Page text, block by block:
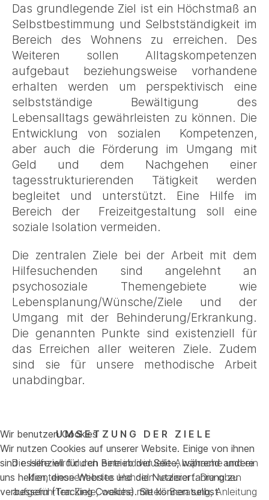
Das grundlegende Ziel ist ein Höchstmaß an
Selbstbestimmung und Selbstständigkeit im
Bereich des Wohnens zu erreichen. Des
Weiteren sollen Alltagskompetenzen
aufgebaut beziehungsweise vorhandene
erhalten werden um perspektivisch eine
selbstständige Bewältigung des
Lebensalltags gewährleisten zu können. Die
Entwicklung von sozialen Kompetenzen,
aber auch die Förderung im Umgang mit
Geld und dem Nachgehen einer
tagesstrukturierenden Tätigkeit werden
begleitet und unterstützt. Eine Hilfe im
Bereich der Freizeitgestaltung soll eine
soziale Isolation vermeiden.
Die zentralen Ziele bei der Arbeit mit dem
Hilfesuchenden sind angelehnt an
psychosoziale Themengebiete wie
Lebensplanung/Wünsche/Ziele und der
Umgang mit der Behinderung/Erkrankung.
Die genannten Punkte sind existenziell für
das Erreichen aller weiteren Ziele. Zudem
sind sie für unsere methodische Arbeit
unabdingbar.
UMSETZUNG DER ZIELE
Die Hilfe wird durch eine individuelle Absprache und ein
klientenorientiertes Handeln realisiert. Die oben
aufgeführten Ziele, welche mittels Beratung, Anleitung
Wir benutzen Cookies
Wir nutzen Cookies auf unserer Website. Einige von ihnen
sind essenziell für den Betrieb der Seite, während andere
uns helfen, diese Website und die Nutzererfahrung zu
verbessern (Tracking Cookies). Sie können selbst